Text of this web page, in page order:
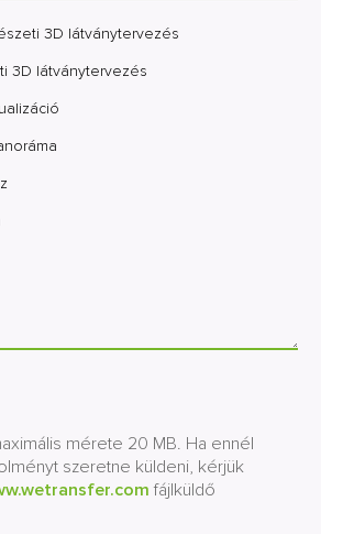
3D látványtervezés
3D látványtervezés
mérete 20 MB. Ha ennél
szeretne küldeni, kérjük
fájlküldő